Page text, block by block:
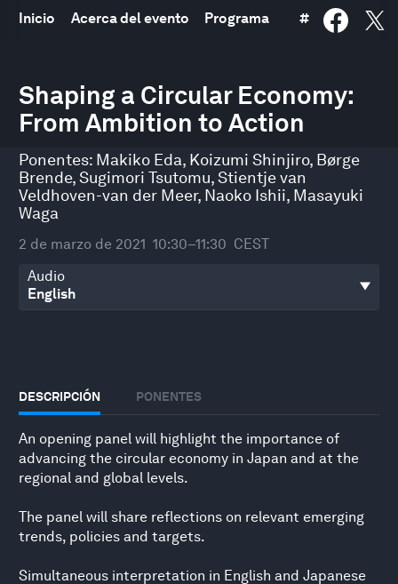
Inicio Acerca del evento Programa #
Shaping a Circular Economy:
From Ambition to Action
Ponentes: Makiko Eda, Koizumi Shinjiro, Børge
Brende,Sugimori Tsutomu,Stientje van
Veldhoven-van der Meer, Naoko Ishii, Masayuki
Waga
2 de marzo de 2021 10:30–11:30 CEST
Audio
DESCRIPCIÓN PONENTES
An opening panel will highlight the importance of
advancing the circular economy in Japan and at the
regional and global levels.
The panel will share reflections on relevant emerging
trends, policies and targets.
Simultaneous interpretation in English and Japanese
seconds
of
54
minutes,
seconds